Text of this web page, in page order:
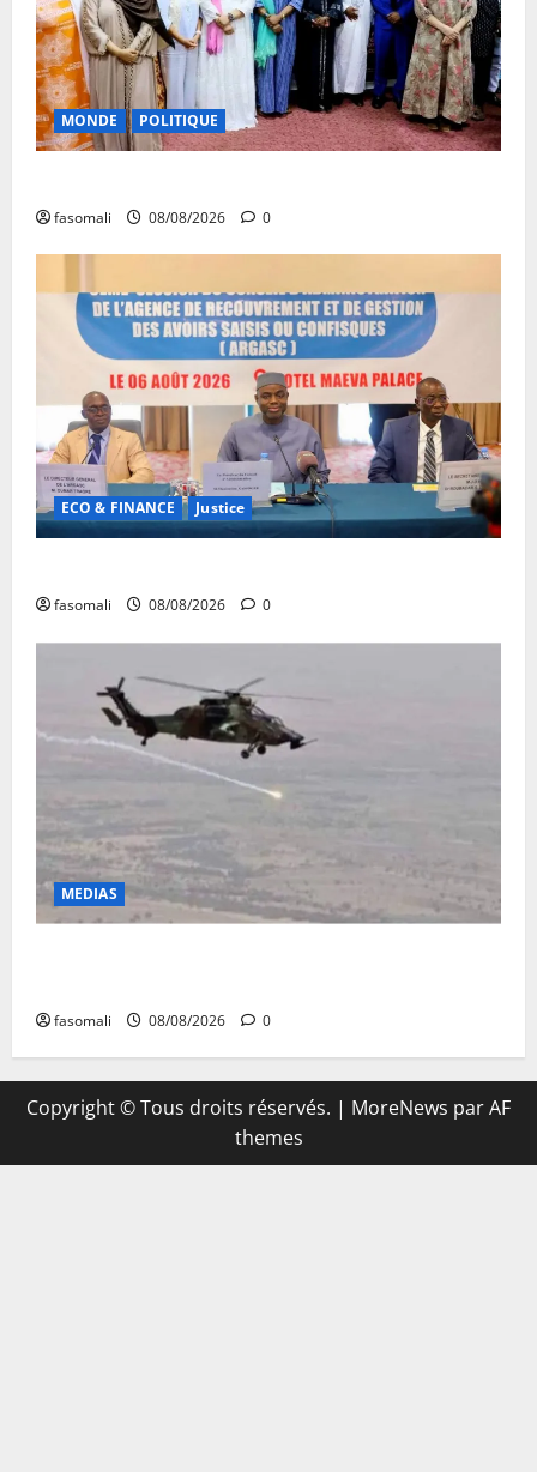
MONDE POLITIQUE
fasomali 08/08/2026 0
ECO & FINANCE Justice
fasomali 08/08/2026 0
MEDIAS
fasomali 08/08/2026 0
Copyright © Tous droits réservés. | MoreNews par AF
themes